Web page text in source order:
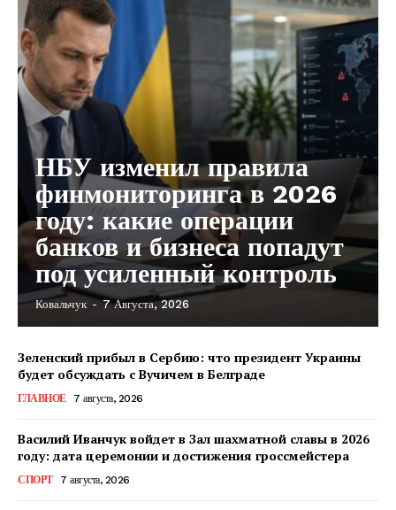
ПОДПИСАТЬСЯ СЕЙЧАС
О нас
Связаться с нами
Политика конфиденциальности
Отказ от ответственности
Мой аккаунт
Реклама
НБУ изменил правила
финмониторинга в 2026
году: какие операции
банков и бизнеса попадут
под усиленный контроль
Ковальчук - 7 Августа, 2026
Зеленский прибыл в Сербию: что президент Украины
будет обсуждать с Вучичем в Белграде
ГЛАВНОЕ 7 августа, 2026
Василий Иванчук войдет в Зал шахматной славы в 2026
году: дата церемонии и достижения гроссмейстера
СПОРТ 7 августа, 2026